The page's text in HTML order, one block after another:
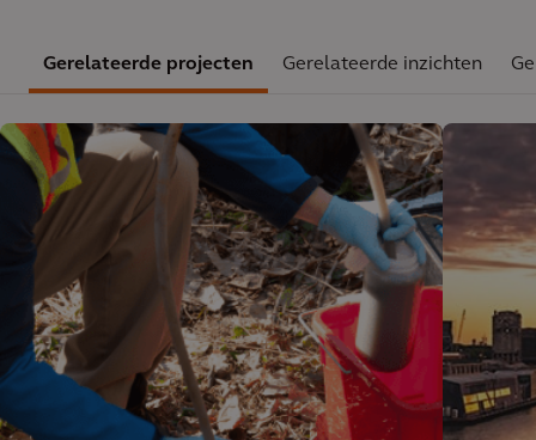
Gerelateerde projecten Gerelateerde inzichten